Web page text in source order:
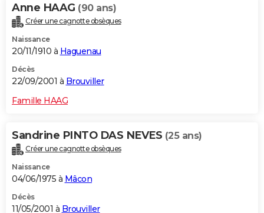
Anne HAAG (90 ans)
Créer une cagnotte obsèques
Naissance
20/11/1910 à Haguenau
Décès
22/09/2001 à Brouviller
Famille HAAG
Sandrine PINTO DAS NEVES (25 ans)
Créer une cagnotte obsèques
Naissance
04/06/1975 à Mâcon
Décès
11/05/2001 à Brouviller